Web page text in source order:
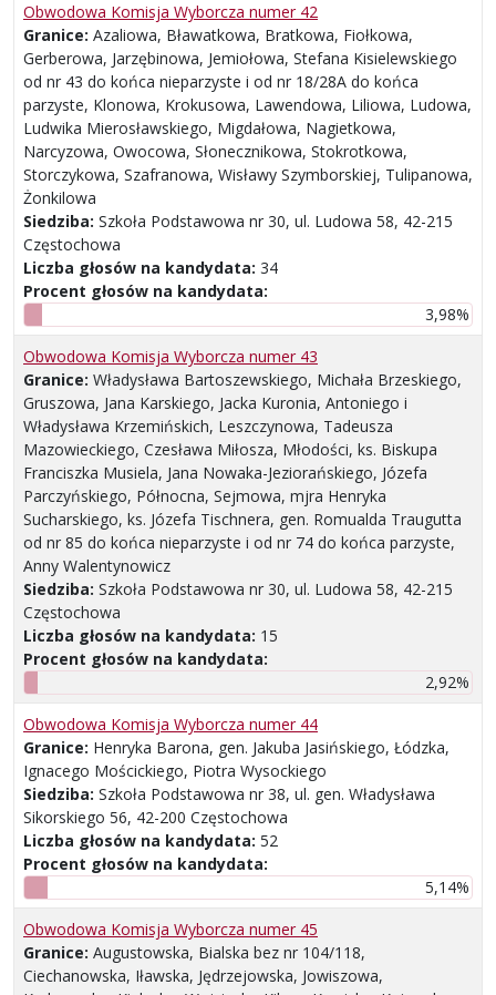
Obwodowa Komisja Wyborcza numer 42
Granice: Azaliowa, Bławatkowa, Bratkowa, Fiołkowa,
Gerberowa, Jarzębinowa, Jemiołowa, Stefana Kisielewskiego
od nr 43 do końca nieparzyste i od nr 18/28A do końca
parzyste, Klonowa, Krokusowa, Lawendowa, Liliowa, Ludowa,
Ludwika Mierosławskiego, Migdałowa, Nagietkowa,
Narcyzowa, Owocowa, Słonecznikowa, Stokrotkowa,
Storczykowa, Szafranowa, Wisławy Szymborskiej, Tulipanowa,
Żonkilowa
Siedziba: Szkoła Podstawowa nr 30, ul. Ludowa 58, 42-215
Częstochowa
Liczba głosów na kandydata: 34
Procent głosów na kandydata:
3,98%
Obwodowa Komisja Wyborcza numer 43
Granice: Władysława Bartoszewskiego, Michała Brzeskiego,
Gruszowa, Jana Karskiego, Jacka Kuronia, Antoniego i
Władysława Krzemińskich, Leszczynowa, Tadeusza
Mazowieckiego, Czesława Miłosza, Młodości, ks. Biskupa
Franciszka Musiela, Jana Nowaka-Jeziorańskiego, Józefa
Parczyńskiego, Północna, Sejmowa, mjra Henryka
Sucharskiego, ks. Józefa Tischnera, gen. Romualda Traugutta
od nr 85 do końca nieparzyste i od nr 74 do końca parzyste,
Anny Walentynowicz
Siedziba: Szkoła Podstawowa nr 30, ul. Ludowa 58, 42-215
Częstochowa
Liczba głosów na kandydata: 15
Procent głosów na kandydata:
2,92%
Obwodowa Komisja Wyborcza numer 44
Granice: Henryka Barona, gen. Jakuba Jasińskiego, Łódzka,
Ignacego Mościckiego, Piotra Wysockiego
Siedziba: Szkoła Podstawowa nr 38, ul. gen. Władysława
Sikorskiego 56, 42-200 Częstochowa
Liczba głosów na kandydata: 52
Procent głosów na kandydata:
5,14%
Obwodowa Komisja Wyborcza numer 45
Granice: Augustowska, Bialska bez nr 104/118,
Ciechanowska, Iławska, Jędrzejowska, Jowiszowa,